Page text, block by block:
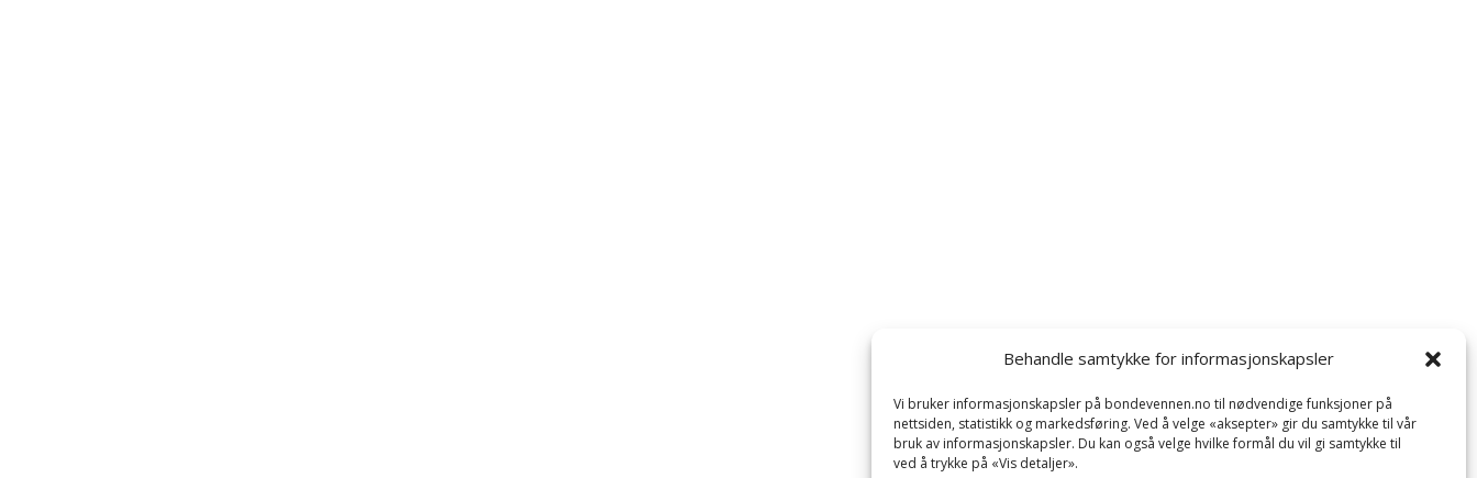
Behandle samtykke for informasjonskapsler
Vi bruker informasjonskapsler på bondevennen.no til nødvendige funksjoner på
nettsiden, statistikk og markedsføring. Ved å velge «aksepter» gir du samtykke til vår
bruk av informasjonskapsler. Du kan også velge hvilke formål du vil gi samtykke til
ved å trykke på «Vis detaljer».